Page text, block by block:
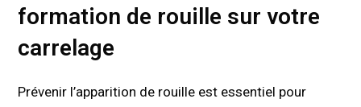
formation de rouille sur votre
carrelage
Prévenir l’apparition de rouille est essentiel pour